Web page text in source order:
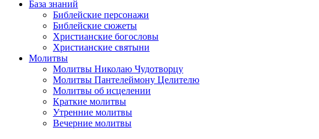
База знаний
Библейские персонажи
Библейские сюжеты
Христианские богословы
Христианские святыни
Молитвы
Молитвы Николаю Чудотворцу
Молитвы Пантелеймону Целителю
Молитвы об исцелении
Краткие молитвы
Утренние молитвы
Вечерние молитвы